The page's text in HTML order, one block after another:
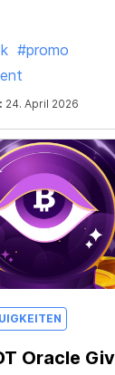
#promo
24. April 2026
Oracle